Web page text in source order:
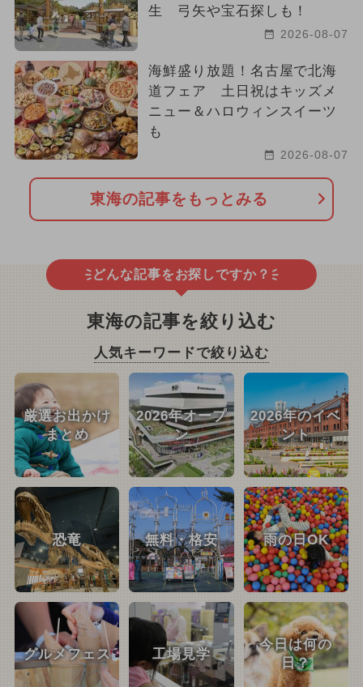
生 弓矢や宝石探しも！
2026-08-07
海鮮盛り放題！名古屋で北海
道フェア 土日祝はキッズメ
ニュー＆ハロウィンスイーツ
も
2026-08-07
東海の記事をもっとみる
どんな記事をお探しですか？
東海の記事を絞り込む
人気キーワードで絞り込む
厳選お出かけ
まとめ
2026年オープ
ン
2026年のイベ
ント
恐竜 無料・格安 雨の日OK
グルメフェス 工場見学
今日は何の
日？